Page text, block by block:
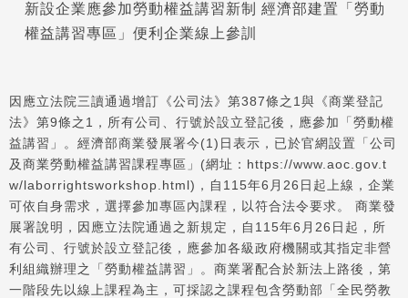
新設企業應參加勞動權益講習新制 經濟部建置「勞動
權益講習專區」便利企業線上參訓
因應立法院三讀通過增訂《公司法》第387條之1與《商業登記
法》第9條之1，所有公司、行號於設立登記後，應參加「勞動權
益講習」。經濟部商業發展署今(1)日表示，已於官網設置「公司
及商業勞動權益講習課程專區」(網址：https://www.aoc.gov.t
w/laborrightsworkshop.html)，自115年6月26日起上線，企業
可依自身需求，選擇參加專區內課程，以符合法令要求。 商業發
展署說明，因應立法院通過之新規定，自115年6月26日起，所
有公司、行號於設立登記後，應參加各級政府機關或其指定非營
利組織辦理之「勞動權益講習」。商業署配合於新法上路後，第
一階段先以線上課程為主，可採認之課程包含勞動部「全民勞教